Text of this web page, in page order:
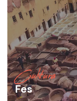
Cultura
Fes